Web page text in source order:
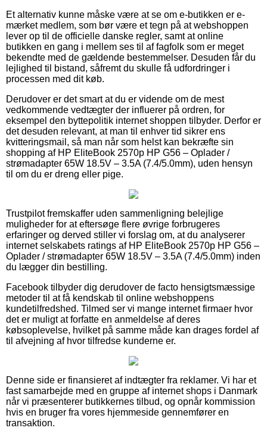
Et alternativ kunne måske være at se om e-butikken er e-
mærket medlem, som bør være et tegn på at webshoppen
lever op til de officielle danske regler, samt at online
butikken en gang i mellem ses til af fagfolk som er meget
bekendte med de gældende bestemmelser. Desuden får du
lejlighed til bistand, såfremt du skulle få udfordringer i
processen med dit køb.
Derudover er det smart at du er vidende om de mest
vedkommende vedtægter der influerer på ordren, for
eksempel den byttepolitik internet shoppen tilbyder. Derfor er
det desuden relevant, at man til enhver tid sikrer ens
kvitteringsmail, så man når som helst kan bekræfte sin
shopping af HP EliteBook 2570p HP G56 – Oplader /
strømadapter 65W 18.5V – 3.5A (7.4/5.0mm), uden hensyn
til om du er dreng eller pige.
Trustpilot fremskaffer uden sammenligning belejlige
muligheder for at eftersøge flere øvrige forbrugeres
erfaringer og derved stiller vi forslag om, at du analyserer
internet selskabets ratings af HP EliteBook 2570p HP G56 –
Oplader / strømadapter 65W 18.5V – 3.5A (7.4/5.0mm) inden
du lægger din bestilling.
Facebook tilbyder dig derudover de facto hensigtsmæssige
metoder til at få kendskab til online webshoppens
kundetilfredshed. Tilmed ser vi mange internet firmaer hvor
det er muligt at forfatte en anmeldelse af deres
købsoplevelse, hvilket på samme måde kan drages fordel af
til afvejning af hvor tilfredse kunderne er.
Denne side er finansieret af indtægter fra reklamer. Vi har et
fast samarbejde med en gruppe af internet shops i Danmark
når vi præsenterer butikkernes tilbud, og opnår kommission
hvis en bruger fra vores hjemmeside gennemfører en
transaktion.